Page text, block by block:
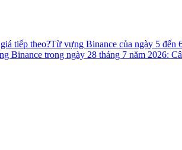
tiếp theo?Từ vựng Binance của ngày 5 đến
Binance trong ngày 28 tháng 7 năm 2026: